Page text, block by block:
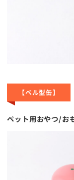
【ベル型缶】
ペット用おやつ/お